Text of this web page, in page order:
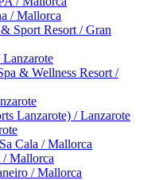
/ Mallorca
Sport Resort / Gran
Lanzarote
& Wellness Resort /
Lanzarote) / Lanzarote
Cala / Mallorca
/ Mallorca
/ Mallorca